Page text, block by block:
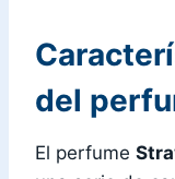
del
El perfume